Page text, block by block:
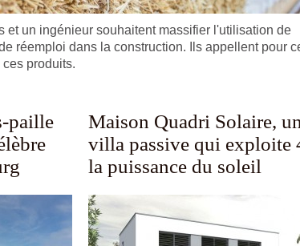
et un ingénieur souhaitent massifier l'utilisation de
réemploi dans la construction. Ils appellent pour
produits.
paille
Maison Quadri Solaire,
villa passive qui exploite
la puissance du soleil